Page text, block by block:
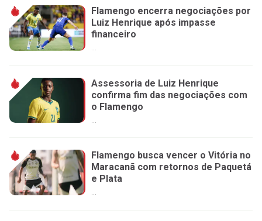
Flamengo encerra negociações por
Luiz Henrique após impasse
financeiro
...
Assessoria de Luiz Henrique
confirma fim das negociações com
o Flamengo
Flamengo busca vencer o Vitória no
Maracanã com retornos de Paquetá
e Plata
...